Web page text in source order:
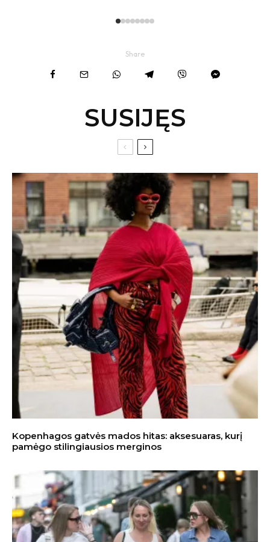
Share
SUSIJĘS
Kopenhagos gatvės mados hitas: aksesuaras, kurį
pamėgo stilingiausios merginos